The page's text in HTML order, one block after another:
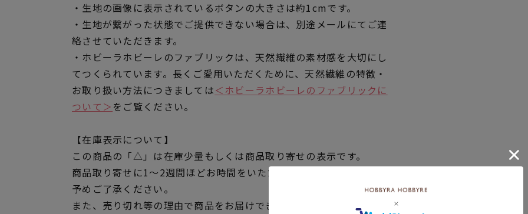
・生地の画像に表示されているボタンの大きさは約1cmです。
・生地が繋がった状態でご提供できない場合は、別途メールにてご連
絡させていただきます。
・ホビーラホビーレのファブリックは、天然繊維の素材感を大切にし
てつくられています。長くご愛用いただくために、天然繊維の特徴・
お取り扱い方法につきましては＜ホビーラホビーレのファブリックに
ついて＞ をご覧ください。
【在庫表示について】
この商品の「△」は在庫少量もしくは商品取り寄せの表示です。
商品取り寄せに1～2週間ほどお時間をいただく場合がございますので
予めご了承ください。
また、売り切れ等の理由で商品をお届けできない場合は、別途メール